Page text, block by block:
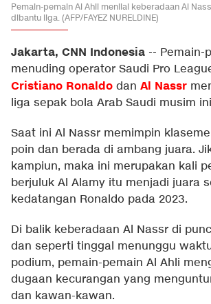
Pemain-pemain Al Ahli menilai keberadaan Al
dibantu liga. (AFP/FAYEZ NURELDINE)
Jakarta, CNN Indonesia -- Pemain-
menuding operator Saudi Pro
Cristiano Ronaldo dan Al Nassr
liga sepak bola Arab Saudi musim
Saat ini Al Nassr memimpin
poin dan berada di ambang juara.
kampiun, maka ini merupakan kali
berjuluk Al Alamy itu menjadi juara
kedatangan Ronaldo pada 2023.
Di balik keberadaan Al Nassr di
dan seperti tinggal menunggu
podium, pemain-pemain Al Ahli
dugaan kecurangan yang
dan kawan-kawan.